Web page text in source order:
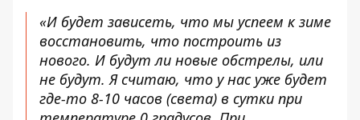
«И будет зависеть, что мы успеем к зиме
восстановить, что построить из
нового. И будут ли новые обстрелы, или
не будут. Я считаю, что у нас уже будет
где-то 8-10 часов (света) в сутки при